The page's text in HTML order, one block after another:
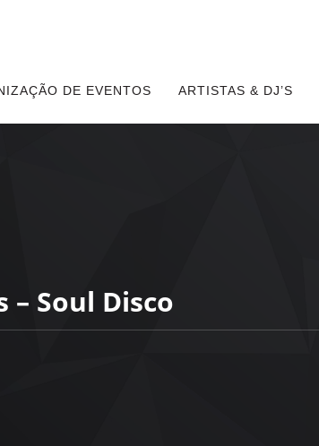
DE EVENTOS ARTISTAS & DJ’S
Soul Disco